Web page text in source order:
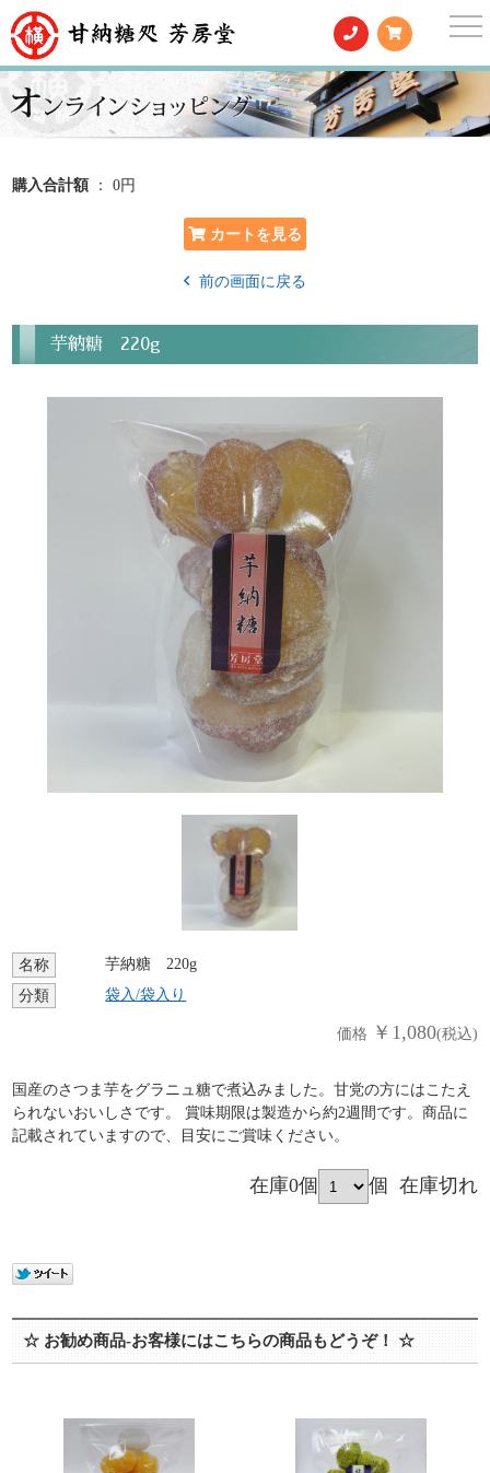
購入合計額 ： 0円
前の画面に戻る
芋納糖 220g
名称
芋納糖 220g
分類
袋入/袋入り
価格 ￥1,080(税込)
国産のさつま芋をグラニュ糖で煮込みました。甘党の方にはこたえ
られないおいしさです。 賞味期限は製造から約2週間です。商品に
記載されていますので、目安にご賞味ください。
在庫0個 個 在庫切れ
☆ お勧め商品-お客様にはこちらの商品もどうぞ！ ☆